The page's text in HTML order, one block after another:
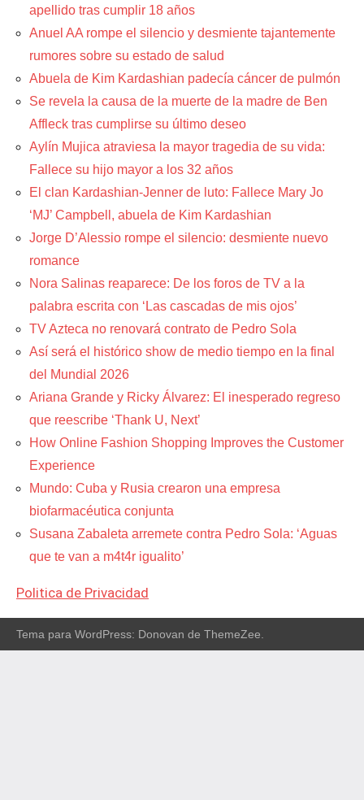
apellido tras cumplir 18 años
Anuel AA rompe el silencio y desmiente tajantemente
rumores sobre su estado de salud
Abuela de Kim Kardashian padecía cáncer de pulmón
Se revela la causa de la muerte de la madre de Ben
Affleck tras cumplirse su último deseo
Aylín Mujica atraviesa la mayor tragedia de su vida:
Fallece su hijo mayor a los 32 años
El clan Kardashian-Jenner de luto: Fallece Mary Jo
‘MJ’ Campbell, abuela de Kim Kardashian
Jorge D’Alessio rompe el silencio: desmiente nuevo
romance
Nora Salinas reaparece: De los foros de TV a la
palabra escrita con ‘Las cascadas de mis ojos’
TV Azteca no renovará contrato de Pedro Sola
Así será el histórico show de medio tiempo en la final
del Mundial 2026
Ariana Grande y Ricky Álvarez: El inesperado regreso
que reescribe ‘Thank U, Next’
How Online Fashion Shopping Improves the Customer
Experience
Mundo: Cuba y Rusia crearon una empresa
biofarmacéutica conjunta
Susana Zabaleta arremete contra Pedro Sola: ‘Aguas
que te van a m4t4r igualito’
Politica de Privacidad
Tema para WordPress: Donovan de ThemeZee.